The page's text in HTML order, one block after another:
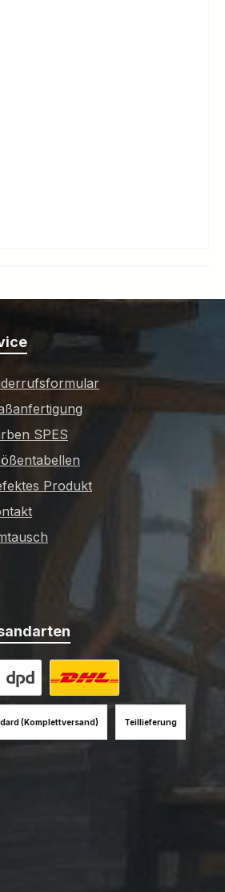
SPES
Produkt
(Komplettversand) Teillieferung
Bild 1
Benutzerdefiniertes Bild 2